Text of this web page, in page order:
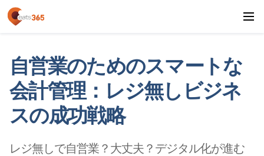
自営業のためのスマートな
会計管理：レジ無しビジネ
スの成功戦略
レジ無しで自営業？大丈夫？デジタル化が進む